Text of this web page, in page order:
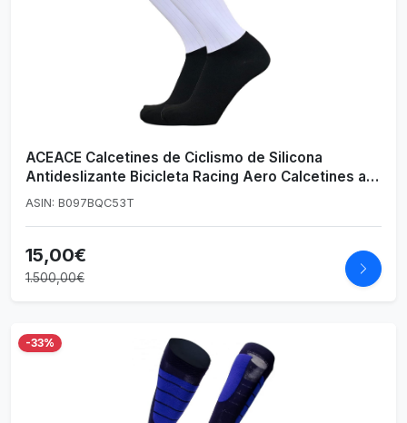
ACEACE Calcetines de Ciclismo de Silicona
Antideslizante Bicicleta Racing Aero Calcetines al
Aire Libre Running Socks Socks
ASIN: B097BQC53T
15,00€
1.500,00€
-33%